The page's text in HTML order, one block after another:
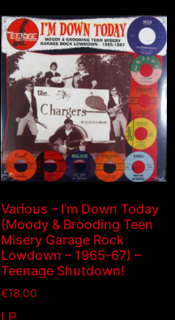
Various – I’m Down Today
(Moody & Brooding Teen
Misery Garage Rock
Lowdown – 1965-67) –
Teenage Shutdown!
€18.00